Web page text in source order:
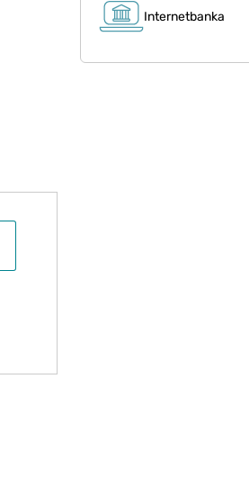
Internetbanka